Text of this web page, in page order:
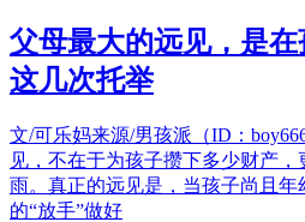
父母最大的远见，是
这几次托举
文/可乐妈来源/男孩派（ID：
见，不在于为孩子攒下多少财产
雨。真正的远见是，当孩子尚且
的“放手”做好